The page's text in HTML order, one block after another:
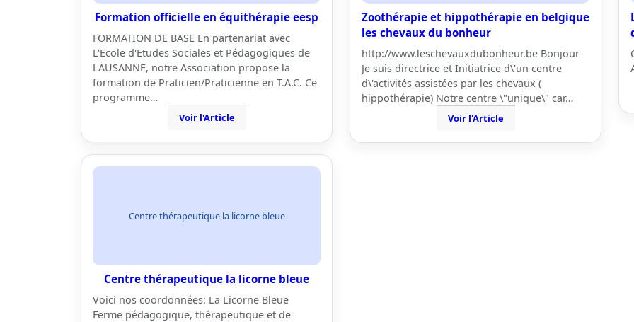
Formation officielle en équithérapie eesp
FORMATION DE BASE En partenariat avec
L'Ecole d'Etudes Sociales et Pédagogiques de
LAUSANNE, notre Association propose la
formation de Praticien/Praticienne en T.A.C. Ce
programme…
Voir l'Article
Zoothérapie et hippothérapie en belgique
les chevaux du bonheur
http://www.leschevauxdubonheur.be Bonjour
Je suis directrice et Initiatrice d\'un centre
d\'activités assistées par les chevaux (
hippothérapie) Notre centre \"unique\" car…
Voir l'Article
Centre thérapeutique la licorne bleue
Centre thérapeutique la licorne bleue
Voici nos coordonnées: La Licorne Bleue
Ferme pédagogique, thérapeutique et de